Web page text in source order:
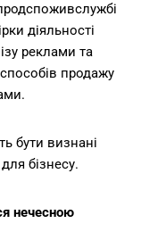
діяльності
реклами та
продажу
бути визнані
бізнесу.
нечесною